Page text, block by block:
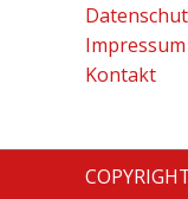
Impressum
Kontakt